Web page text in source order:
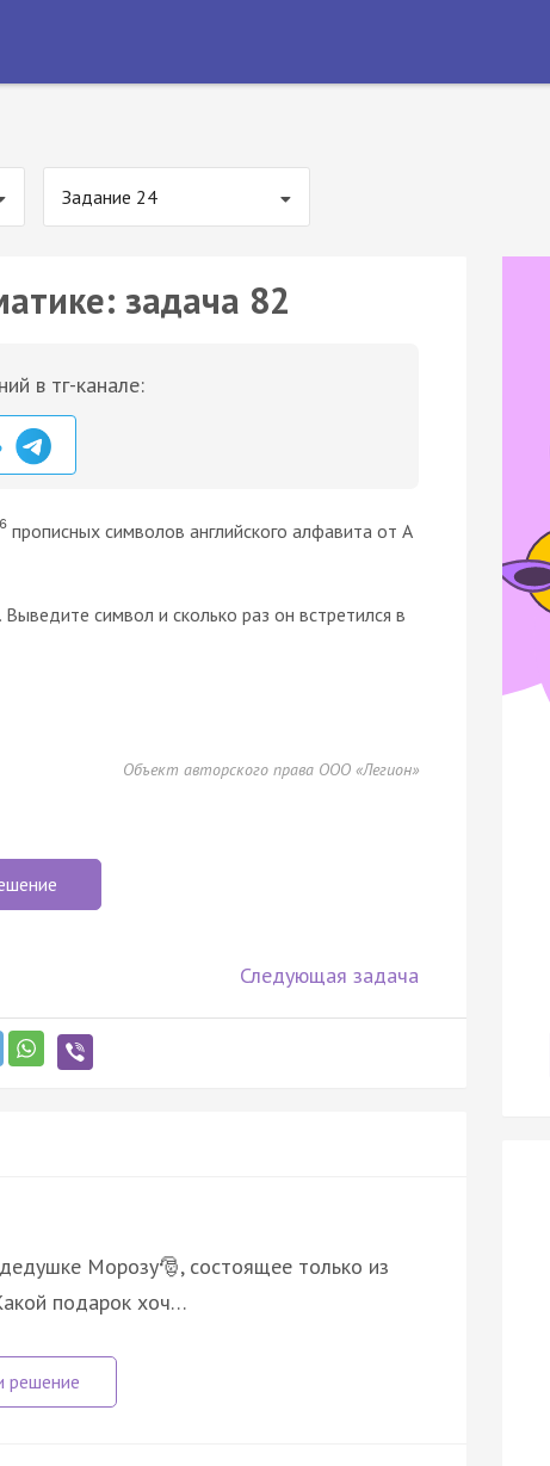
Задание 24
задача 82
в тг-канале:
6 прописных символов английского алфавита от A
символ и сколько раз он встретился в
Объект авторского права ООО «Легион»
Следующая задача
Морозу🎅, состоящее только из
подарок хоч…